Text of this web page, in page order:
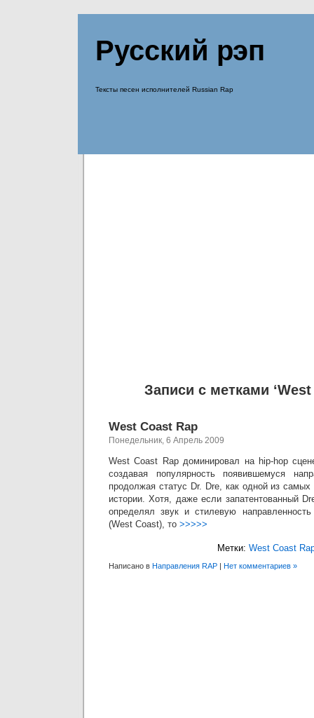
Русский рэп
Тексты песен исполнителей Russian Rap
Записи с метками ‘West
West Coast Rap
Понедельник, 6 Апрель 2009
West Coast Rap доминировал на hip-hop
создавая популярность появившемуся
продолжая статус Dr. Dre, как одной из
истории. Хотя, даже если запатентованный
определял звук и стилевую
(West Coast), то >>>>>
Метки: West Coast
Написано в Направления RAP | Нет комментариев »